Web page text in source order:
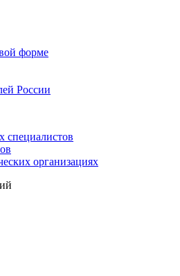
форме
России
специалистов
организациях